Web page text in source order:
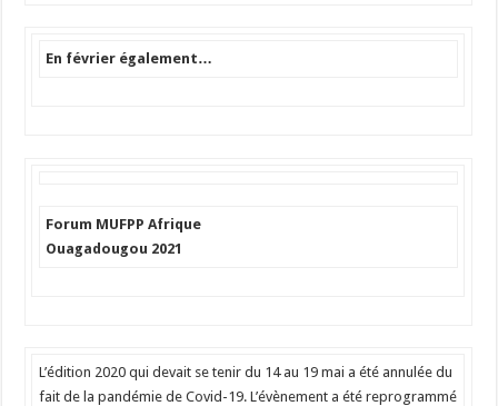
En février également…
Forum MUFPP Afrique
Ouagadougou 2021
L’édition 2020 qui devait se tenir du 14 au 19 mai a été annulée du
fait de la pandémie de Covid-19. L’évènement a été reprogrammé